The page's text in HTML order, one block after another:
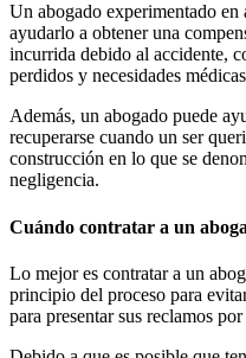
Un abogado experimentado en
ayudarlo a obtener una
incurrida debido al accidente,
perdidos y necesidades
Además, un abogado puede
recuperarse cuando un ser
construcción en lo que se
negligencia.
Cuándo contratar a un
Lo mejor es contratar a un
principio del proceso para
para presentar sus reclamos